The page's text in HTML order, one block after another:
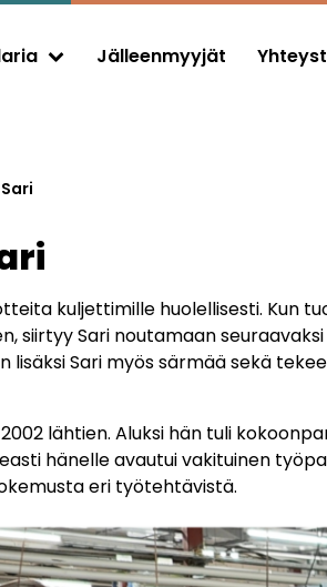
Jälleenmyyjät
kuljettimille huolellisesti. Kun
siirtyy Sari noutamaan
Sari myös särmää sekä
lähtien. Aluksi hän tuli
hänelle avautui vakituinen
eri työtehtävistä.